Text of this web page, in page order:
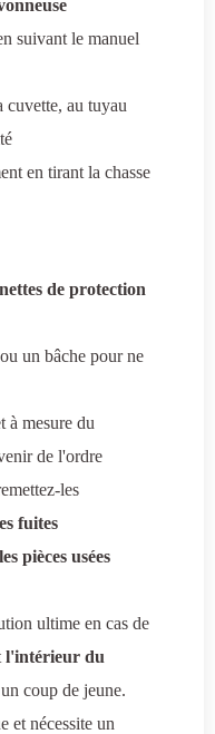
suivant le manuel
cuvette, au tuyau
en tirant la chasse
de protection
ou un bâche pour ne
à mesure du
de l'ordre
les
fuites
les pièces usées
ultime en cas de
l'intérieur du
coup de jeune.
et nécessite un